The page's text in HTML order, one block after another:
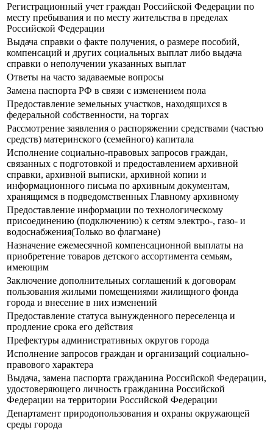
Регистрационный учет граждан Российской Федерации по
месту пребывания и по месту жительства в пределах
Российской Федерации
Выдача справки о факте получения, о размере пособий,
компенсаций и других социальных выплат либо выдача
справки о неполучении указанных выплат
Ответы на часто задаваемые вопросы
Замена паспорта РФ в связи с изменением пола
Предоставление земельных участков, находящихся в
федеральной собственности, на торгах
Рассмотрение заявления о распоряжении средствами (частью
средств) материнского (семейного) капитала
Исполнение социально-правовых запросов граждан,
связанных с подготовкой и предоставлением архивной
справки, архивной выписки, архивной копии и
информационного письма по архивным документам,
хранящимся в подведомственных Главному архивному
Предоставление информации по технологическому
присоединению (подключению) к сетям электро-, газо- и
водоснабжения(Только во флагмане)
Назначение ежемесячной компенсационной выплаты на
приобретение товаров детского ассортимента семьям,
имеющим
Заключение дополнительных соглашений к договорам
пользования жилыми помещениями жилищного фонда
города и внесение в них изменений
Предоставление статуса вынужденного переселенца и
продление срока его действия
Префектуры административных округов города
Исполнение запросов граждан и организаций социально-
правового характера
Выдача, замена паспорта гражданина Российской Федерации,
удостоверяющего личность гражданина Российской
Федерации на территории Российской Федерации
Департамент природопользования и охраны окружающей
среды города